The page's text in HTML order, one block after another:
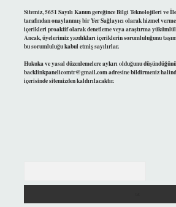
Sitemiz, 5651 Sayılı Kanun gereğince Bilgi Teknolojileri ve
tarafından onaylanmış bir Yer Sağlayıcı olarak hizmet
içerikleri proaktif olarak denetleme veya araştırma
Ancak, üyelerimiz yazdıkları içeriklerin sorumluluğunu
bu sorumluluğu kabul etmiş sayılırlar.
Hukuka ve yasal düzenlemelere aykırı olduğunu
backlinkpanelicomtr@gmail.comadresine bildirmeniz
içerisinde sitemizden kaldırılacaktır.